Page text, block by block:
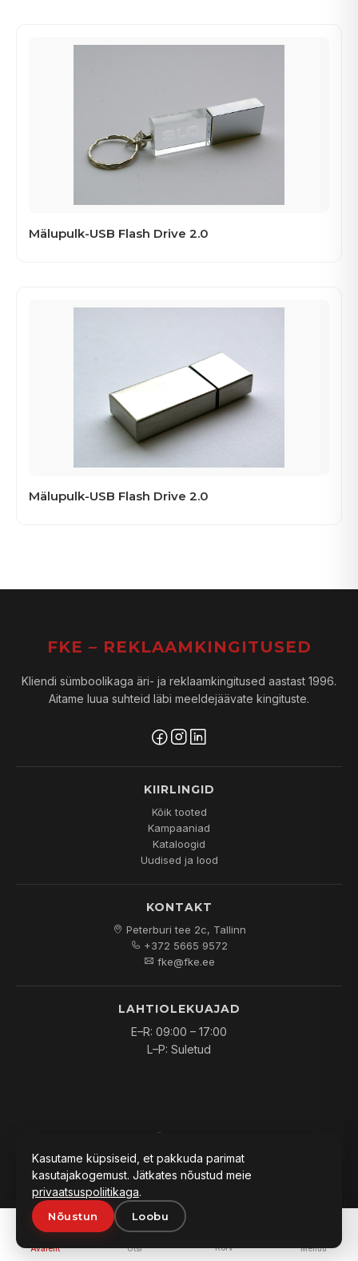
Mälupulk-USB Flash Drive 2.0
Mälupulk-USB Flash Drive 2.0
PAKKUMINE:
Küsi hinda
FKE – REKLAAMKINGITUSED
Kliendi sümboolikaga äri- ja reklaamkingitused aastast 1996.
Aitame luua suhteid läbi meeldejäävate kingituste.
KIIRLINGID
Kõik tooted
Kampaaniad
Kataloogid
Uudised ja lood
KONTAKT
Peterburi tee 2c, Tallinn
+372 5665 9572
fke@fke.ee
LAHTIOLEKUAJAD
E–R: 09:00 – 17:00
L–P: Suletud
Avaleht Otsi
Korv
Menüü
Kasutame küpsiseid, et pakkuda parimat
kasutajakogemust. Jätkates nõustud meie
privaatsuspoliitikaga.
Nõustun Loobu